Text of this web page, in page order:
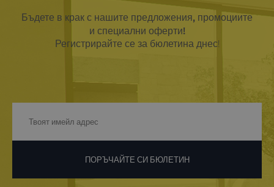
Бъдете в крак с нашите предложения, промоциите
и специални оферти!
Регистрирайте се за бюлетина днес!
ПОРЪЧАЙТЕ СИ БЮЛЕТИН